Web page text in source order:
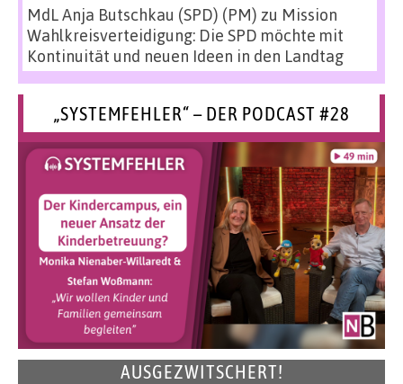
MdL Anja Butschkau (SPD) (PM) zu Mission
Wahlkreisverteidigung: Die SPD möchte mit
Kontinuität und neuen Ideen in den Landtag
„SYSTEMFEHLER“ – DER PODCAST #28
AUSGEZWITSCHERT!